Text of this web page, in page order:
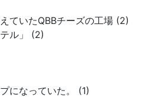
ていたQBBチーズの工場 (2)
ル」 (2)
になっていた。 (1)